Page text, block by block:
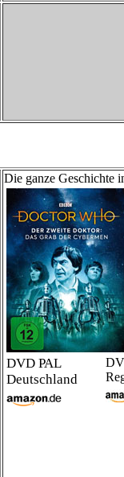
Die ganze Geschichte
DVD PAL
Deutschland